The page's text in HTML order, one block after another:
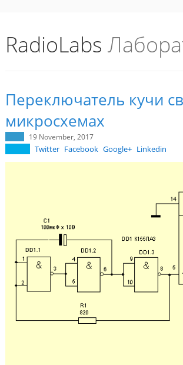
RadioLabs
Переключатель кучи
микросхемах
19 November, 2017
Twitter Facebook Google+ Linkedin